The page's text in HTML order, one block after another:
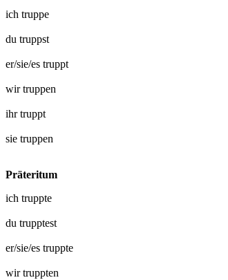
ich truppe
du truppst
er/sie/es truppt
wirtruppen
ihrtruppt
sie truppen
Präteritum
ich truppte
du trupptest
er/sie/es truppte
wirtruppten